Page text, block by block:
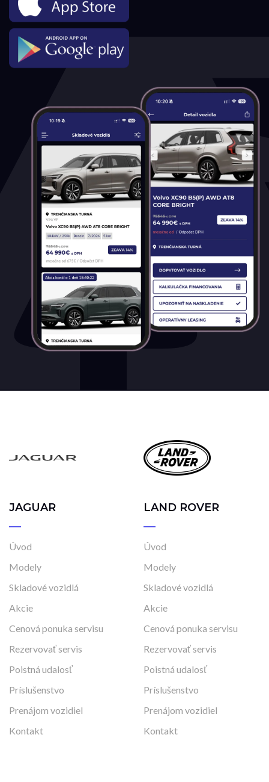
JAGUAR
Úvod
Modely
Skladové vozidlá
Akcie
Cenová ponuka servisu
Rezervovať servis
Poistná udalosť
Príslušenstvo
Prenájom vozidiel
Kontakt
LAND ROVER
Úvod
Modely
Skladové vozidlá
Akcie
Cenová ponuka servisu
Rezervovať servis
Poistná udalosť
Príslušenstvo
Prenájom vozidiel
Kontakt